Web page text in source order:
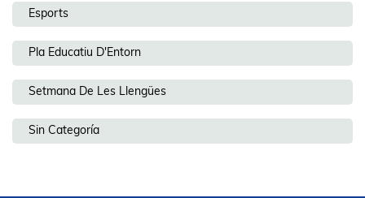
Esports
Pla Educatiu D'Entorn
Setmana De Les Llengües
Sin Categoría